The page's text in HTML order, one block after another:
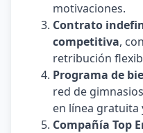
motivaciones.
Contrato
competitiva,
retribución
Programa de
red de
en línea gratuita
Compañía Top